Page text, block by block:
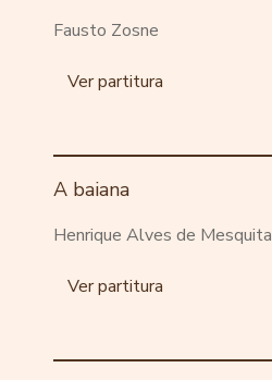
Fausto Zosne
Ver partitura
A baiana
Henrique Alves de Mesquita
Ver partitura